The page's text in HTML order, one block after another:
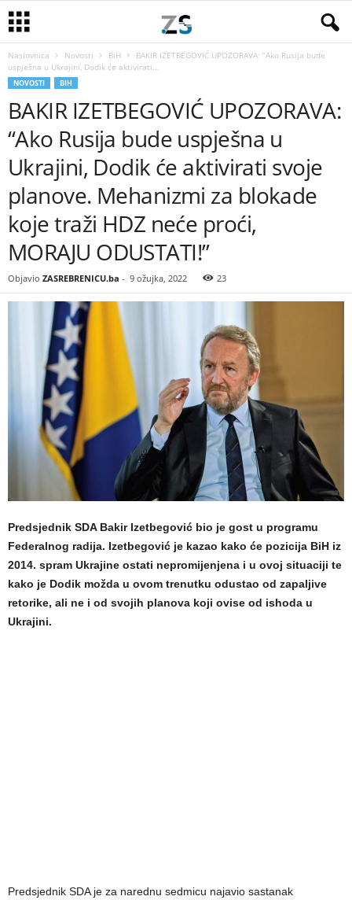
Naslovnica Novosti BiH
BAKIR IZETBEGOVIĆ UPOZORAVA: “Ako Rusija bude
uspješna u Ukrajini, Dodik će aktivirati...
NOVOSTI BIH
BAKIR IZETBEGOVIĆ UPOZORAVA:
“Ako Rusija bude uspješna u
Ukrajini, Dodik će aktivirati svoje
planove. Mehanizmi za blokade
koje traži HDZ neće proći,
MORAJU ODUSTATI!”
Objavio ZASREBRENICU.ba - 9 ožujka, 2022 23
Predsjednik SDA Bakir Izetbegović bio je gost u programu
Federalnog radija. Izetbegović je kazao kako će pozicija BiH iz
2014. spram Ukrajine ostati nepromijenjena i u ovoj situaciji te
kako je Dodik možda u ovom trenutku odustao od zapaljive
retorike, ali ne i od svojih planova koji ovise od ishoda u
Ukrajini.
Predsjednik SDA je za narednu sedmicu najavio sastanak